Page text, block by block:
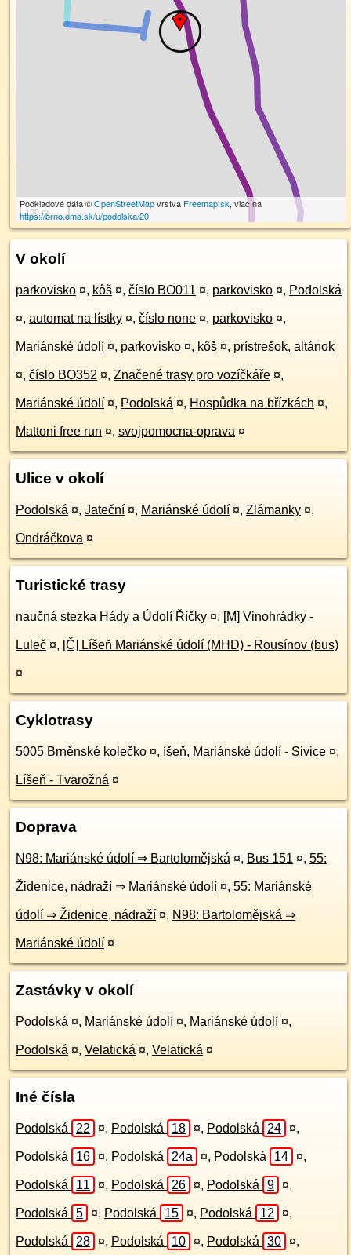
100 m
Podkladové dáta ©OpenStreetMapvrstva Freemap.sk, viac na
https://brno.oma.sk/u/podolska/20
V okolí
parkovisko ¤, kôš ¤, číslo BO011 ¤, parkovisko ¤, Podolská
¤, automat na lístky ¤, číslo none ¤, parkovisko ¤,
Mariánské údolí ¤, parkovisko ¤, kôš ¤, prístrešok, altánok
¤, číslo BO352 ¤, Značené trasy pro vozíčkáře ¤,
Mariánské údolí ¤, Podolská ¤, Hospůdka na břízkách ¤,
Mattoni free run ¤, svojpomocna-oprava ¤
Ulice v okolí
Podolská ¤, Jateční ¤, Mariánské údolí ¤, Zlámanky ¤,
Ondráčkova ¤
Turistické trasy
naučná stezka Hády a Údolí Říčky ¤, [M] Vinohrádky -
Luleč ¤, [Č] Líšeň Mariánské údolí (MHD) - Rousínov (bus)
¤
Cyklotrasy
5005 Brněnské kolečko ¤, íšeň, Mariánské údolí - Sivice ¤,
Líšeň - Tvarožná ¤
Doprava
N98: Mariánské údolí ⇒ Bartolomějská ¤, Bus 151 ¤, 55:
Židenice, nádraží ⇒ Mariánské údolí ¤, 55: Mariánské
údolí ⇒ Židenice, nádraží ¤, N98: Bartolomějská ⇒
Mariánské údolí ¤
Zastávky v okolí
Podolská ¤, Mariánské údolí ¤, Mariánské údolí ¤,
Podolská ¤, Velatická ¤, Velatická ¤
Iné čísla
Podolská 22 ¤, Podolská 18 ¤, Podolská 24 ¤,
Podolská 16 ¤, Podolská 24a ¤, Podolská 14 ¤,
Podolská 11 ¤, Podolská 26 ¤, Podolská 9 ¤,
Podolská 5 ¤, Podolská 15 ¤, Podolská 12 ¤,
Podolská 28 ¤, Podolská 10 ¤, Podolská 30 ¤,